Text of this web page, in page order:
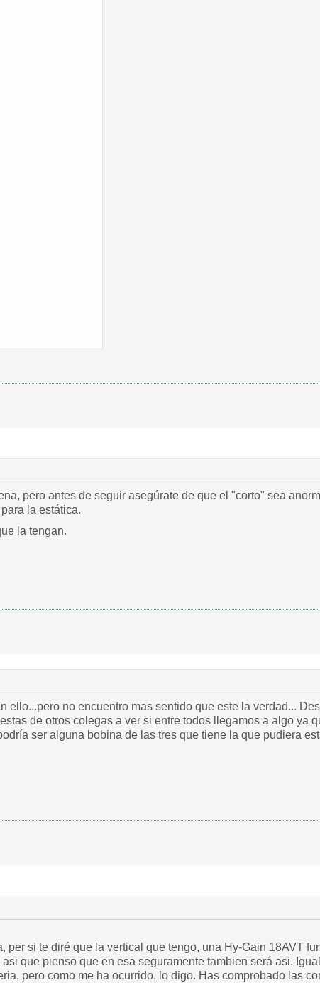
pero antes de seguir asegúrate de que el "corto" sea
la estática.
la tengan.
ello...pero no encuentro mas sentido que este la verdad...
de otros colegas a ver si entre todos llegamos a algo ya
per si te diré que la vertical que tengo, una Hy-Gain 18AVT
que pienso que en esa seguramente tambien será asi.
pero como me ha ocurrido, lo digo. Has comprobado las